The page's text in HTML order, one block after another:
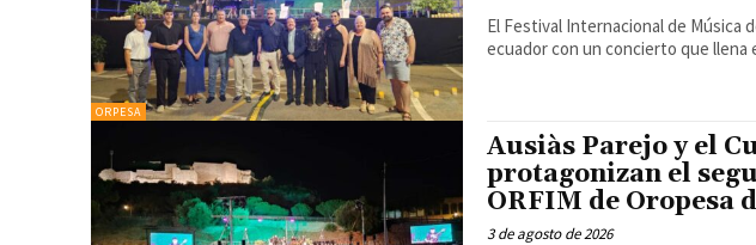
ORPESA
El Festival Internacional de Música
ecuador con un concierto que llena
Ausiàs Parejo y el
protagonizan el
ORFIM de Oropesa
3 de agosto de 2026